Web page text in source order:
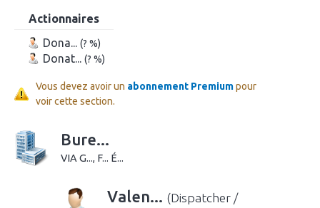
Actionnaires
Dona... (? %)
Donat... (? %)
Vous devez avoir un abonnement Premiumpour
voir cette section.
Bure...
VIA G..., F... É...
Valen... (Dispatcher /